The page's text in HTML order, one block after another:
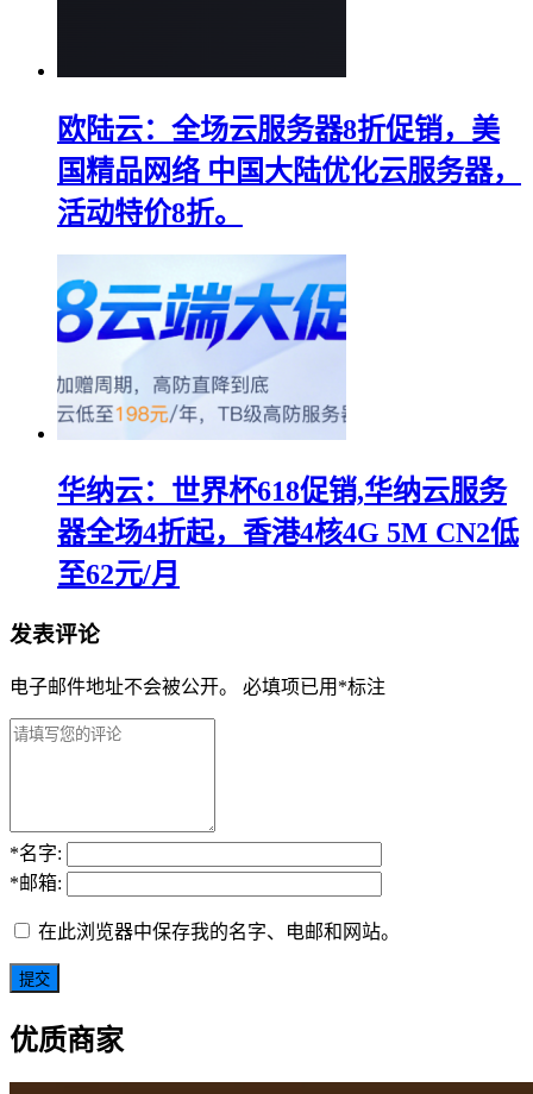
欧陆云：全场云服务器8折促销，美
国精品网络 中国大陆优化云服务器，
活动特价8折。
华纳云：世界杯618促销,华纳云服务
器全场4折起，香港4核4G 5M CN2低
至62元/月
发表评论
电子邮件地址不会被公开。 必填项已用 *标注
*名字:
*邮箱:
在此浏览器中保存我的名字、电邮和网站。
优质商家